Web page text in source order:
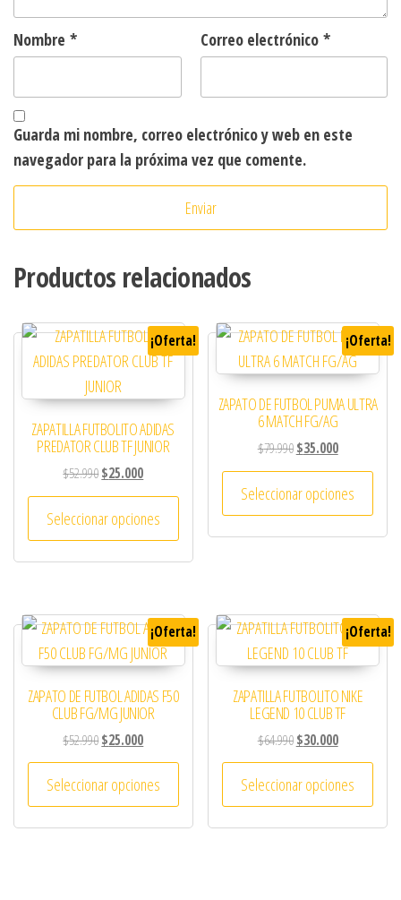
Nombre * Correo electrónico *
Guarda mi nombre, correo electrónico y web en este
navegador para la próxima vez que comente.
Productos relacionados
¡Oferta!
ZAPATILLA FUTBOLITO ADIDAS
PREDATOR CLUB TF JUNIOR
$52.990El precio original era: $52.990.
$25.000El precio actual es: $25.000.
Seleccionar opciones
Este producto tiene múltiples variantes.
¡Oferta!
ZAPATO DE FUTBOL PUMA ULTRA
6 MATCH FG/AG
$79.990 El precio original era:
$35.000El precio
Seleccionar opciones
Este
¡Oferta!
ZAPATO DE FUTBOL ADIDAS F50
CLUB FG/MG JUNIOR
$52.990El precio original era: $52.990.
$25.000El precio actual es: $25.000.
Seleccionar opciones
Este producto tiene múltiples variantes.
¡Oferta!
ZAPATILLA FUTBOLITO NIKE
LEGEND 10 CLUB TF
$64.990 El precio original era:
$30.000El precio
Seleccionar opciones
Este